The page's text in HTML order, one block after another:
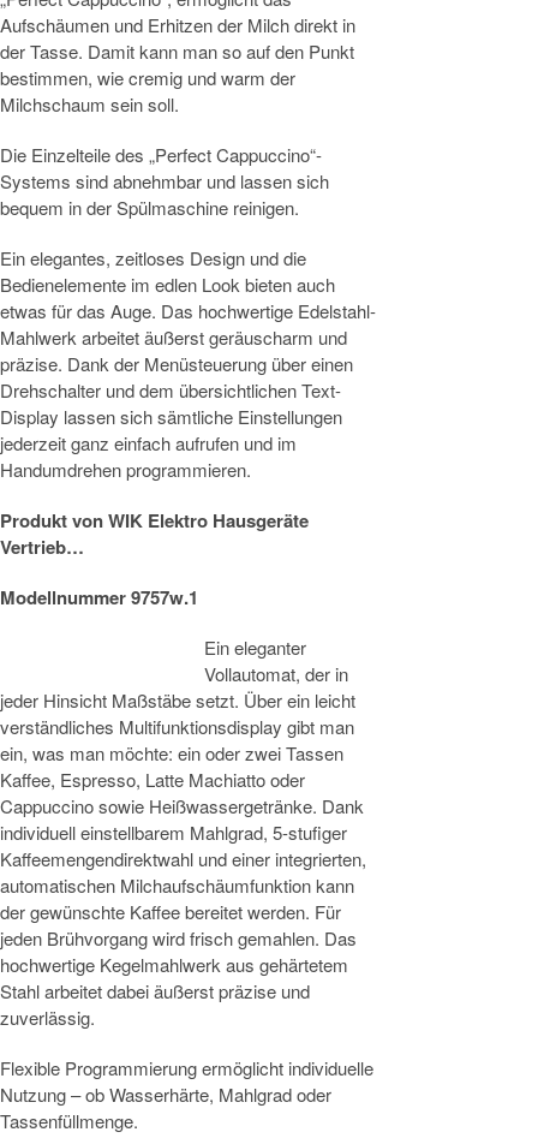
Aufschäumen und Erhitzen der Milch direkt in
der Tasse. Damit kann man so auf den Punkt
bestimmen, wie cremig und warm der
Milchschaum sein soll.
Die Einzelteile des „Perfect Cappuccino“-
Systems sind abnehmbar und lassen sich
bequem in der Spülmaschine reinigen.
Ein elegantes, zeitloses Design und die
Bedienelemente im edlen Look bieten auch
etwas für das Auge. Das hochwertige Edelstahl-
Mahlwerk arbeitet äußerst geräuscharm und
präzise. Dank der Menüsteuerung über einen
Drehschalter und dem übersichtlichen Text-
Display lassen sich sämtliche Einstellungen
jederzeit ganz einfach aufrufen und im
Handumdrehen programmieren.
Produkt vonWIK Elektro Hausgeräte
Vertrieb…
Modellnummer 9757w.1
Ein eleganter
Vollautomat, der in
jeder Hinsicht Maßstäbe setzt. Über ein leicht
verständliches Multifunktionsdisplay gibt man
ein, was man möchte: ein oder zwei Tassen
Kaffee, Espresso, Latte Machiatto oder
Cappuccino sowie Heißwassergetränke. Dank
individuell einstellbarem Mahlgrad, 5-stufiger
Kaffeemengendirektwahl und einer integrierten,
automatischen Milchaufschäumfunktion kann
der gewünschte Kaffee bereitet werden. Für
jeden Brühvorgang wird frisch gemahlen. Das
hochwertige Kegelmahlwerk aus gehärtetem
Stahl arbeitet dabei äußerst präzise und
zuverlässig.
Flexible Programmierung ermöglicht individuelle
Nutzung – ob Wasserhärte, Mahlgrad oder
Tassenfüllmenge.